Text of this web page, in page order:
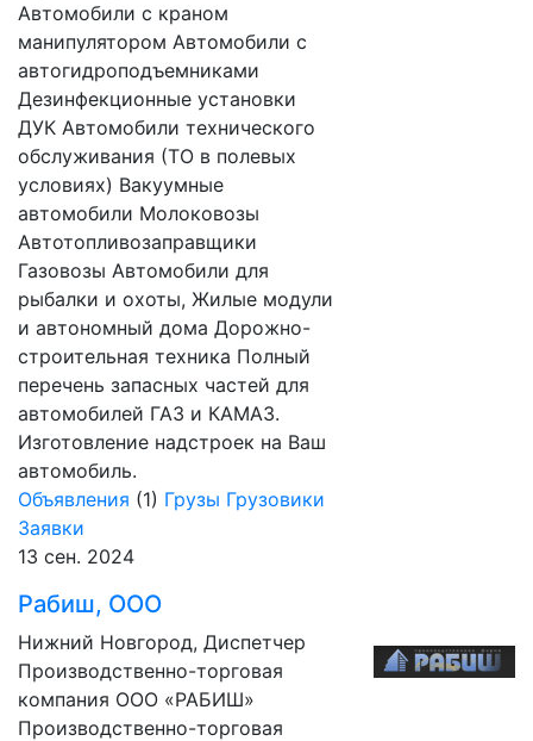
Автомобили с краном
манипулятором Автомобили с
автогидроподъемниками
Дезинфекционные установки
ДУК Автомобили технического
обслуживания (ТО в полевых
условиях) Вакуумные
автомобили Молоковозы
Автотопливозаправщики
Газовозы Автомобили для
рыбалки и охоты, Жилые модули
и автономный дома Дорожно-
строительная техника Полный
перечень запасных частей для
автомобилей ГАЗ и КАМАЗ.
Изготовление надстроек на Ваш
автомобиль.
Объявления (1) Грузы Грузовики
Заявки
13 сен. 2024
Рабиш, ООО
Нижний Новгород, Диспетчер
Производственно-торговая
компания ООО «РАБИШ»
Производственно-торговая